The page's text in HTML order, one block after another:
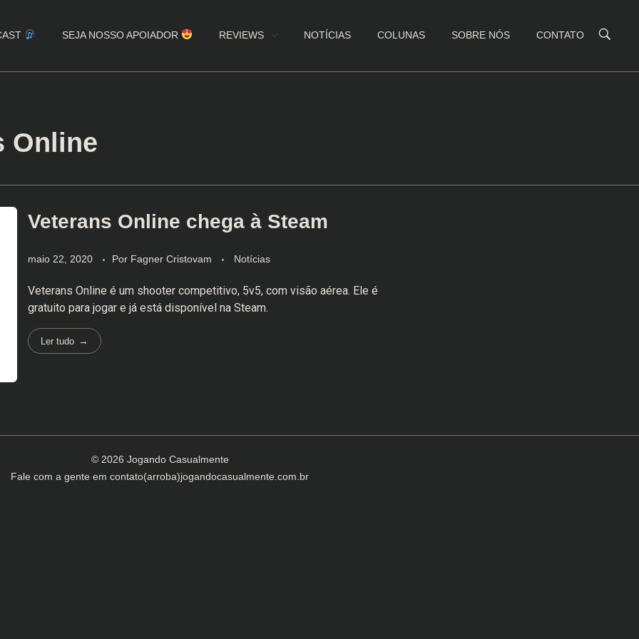
SEJA NOSSO APOIADOR REVIEWS NOTÍCIAS COLUNAS SOBRE NÓS CONTATO
Online
Veterans Online chega à Steam
maio 22, 2020 Por Fagner Cristovam Notícias
Veterans Online é um shooter competitivo, 5v5, com visão aérea. Ele é
gratuito para jogar e já está disponível na Steam.
Ler tudo
© 2026 Jogando Casualmente
Fale com a gente em contato(arroba)jogandocasualmente.com.br